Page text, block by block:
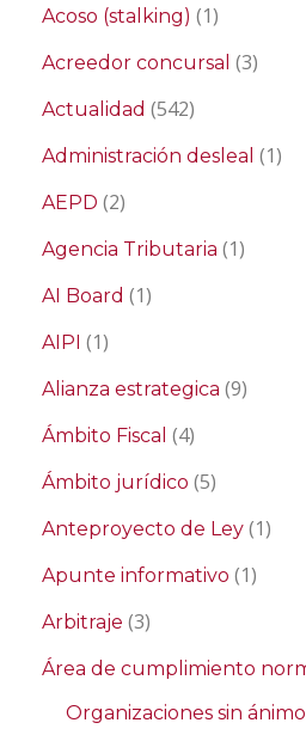
Acoso (stalking) (1)
Acreedor concursal (3)
Actualidad (542)
Administración desleal (1)
AEPD (2)
Agencia Tributaria (1)
AI Board (1)
AIPI (1)
Alianza estrategica (9)
Ámbito Fiscal (4)
Ámbito jurídico (5)
Anteproyecto de Ley (1)
Apunte informativo (1)
Arbitraje (3)
Área de cumplimiento
Organizaciones sin